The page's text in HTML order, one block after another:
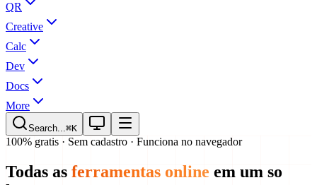
QR
Creative
Calc
Dev
Docs
More
Search...⌘K
100% gratis · Sem cadastro · Funciona no navegador
Todas as ferramentas online em um so